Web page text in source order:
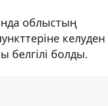
облыстың
келуден
белгілі болды.